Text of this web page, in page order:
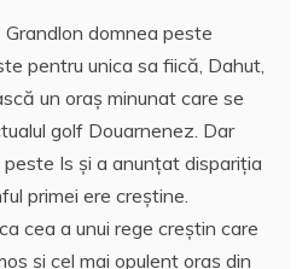
er
e
st
rt
aj
e
a
z
ă
Grandlon domnea peste
pentru unica sa fiică, Dahut,
un oraş minunat care se
golf Douarnenez. Dar
Is şi a anunţat dispariţia
primei ere creştine.
cea a unui rege creştin care
şi cel mai opulent oraş din